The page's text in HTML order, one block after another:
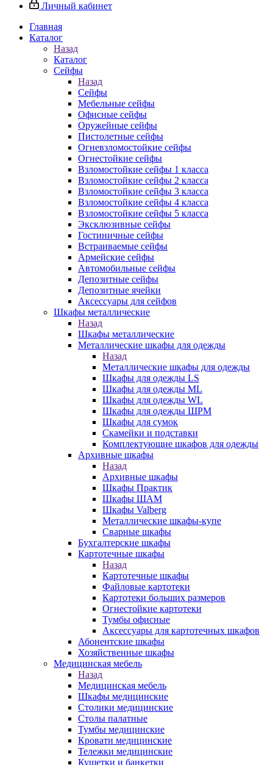
Личный кабинет
Главная
Каталог
Назад
Каталог
Сейфы
Назад
Сейфы
Мебельные сейфы
Офисные сейфы
Оружейные сейфы
Пистолетные сейфы
Огневзломостойкие сейфы
Огнестойкие сейфы
Взломостойкие сейфы 1 класса
Взломостойкие сейфы 2 класса
Взломостойкие сейфы 3 класса
Взломостойкие сейфы 4 класса
Взломостойкие сейфы 5 класса
Эксклюзивные сейфы
Гостиничные сейфы
Встраиваемые сейфы
Армейские сейфы
Автомобильные сейфы
Депозитные сейфы
Депозитные ячейки
Аксессуары для сейфов
Шкафы металлические
Назад
Шкафы металлические
Металлические шкафы для одежды
Назад
Металлические шкафы для одежды
Шкафы для одежды LS
Шкафы для одежды ML
Шкафы для одежды WL
Шкафы для одежды ШРМ
Шкафы для сумок
Скамейки и подставки
Комплектующие шкафов для одежды
Архивные шкафы
Назад
Архивные шкафы
Шкафы Практик
Шкафы ШАМ
Шкафы Valberg
Металлические шкафы-купе
Сварные шкафы
Бухгалтерские шкафы
Картотечные шкафы
Назад
Картотечные шкафы
Файловые картотеки
Картотеки больших размеров
Огнестойкие картотеки
Тумбы офисные
Аксессуары для картотечных шкафов
Абонентские шкафы
Хозяйственные шкафы
Медицинская мебель
Назад
Медицинская мебель
Шкафы медицинские
Столики медицинские
Столы палатные
Тумбы медицинские
Кровати медицинские
Тележки медицинские
Кушетки и банкетки